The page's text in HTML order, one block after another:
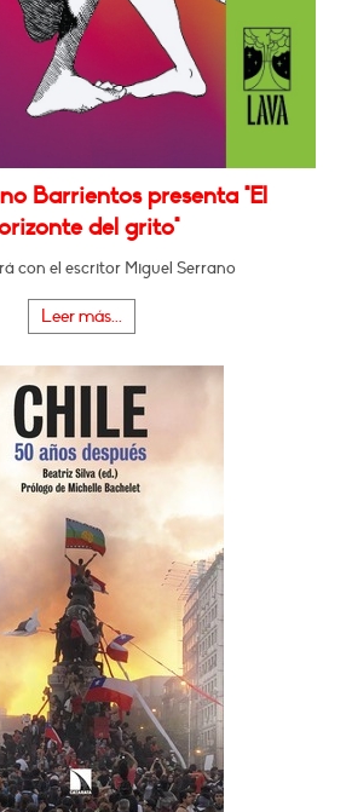
Barrientos presenta "El
del grito"
con el escritor Miguel Serrano
Leer más...